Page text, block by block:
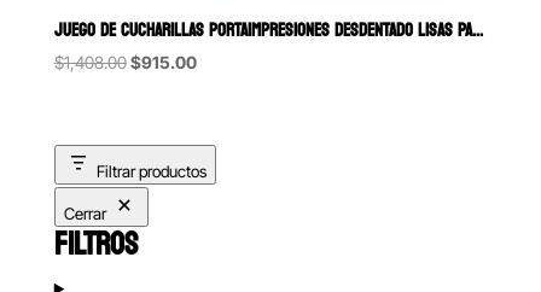
JUEGO DE CUCHARILLAS PORTAIMPRESIONES DESDENTADO LISAS PARA
$1,408.00Original
$1,408.00.
$915.00Current
$915.00.
Filtrar productos
Cerrar
FILTROS